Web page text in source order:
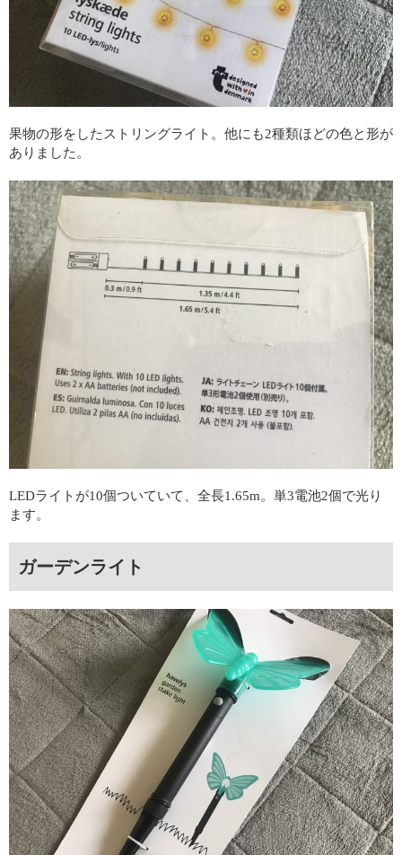
果物の形をしたストリングライト。他にも2種類ほどの色と形が
ありました。
LEDライトが10個ついていて、全長1.65m。単3電池2個で光り
ます。
ガーデンライト